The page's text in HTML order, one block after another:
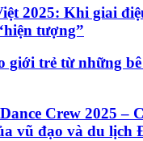
2025: Khi giai
tượng”
giới trẻ từ những
Crew 2025 –
vũ đạo và du lịch